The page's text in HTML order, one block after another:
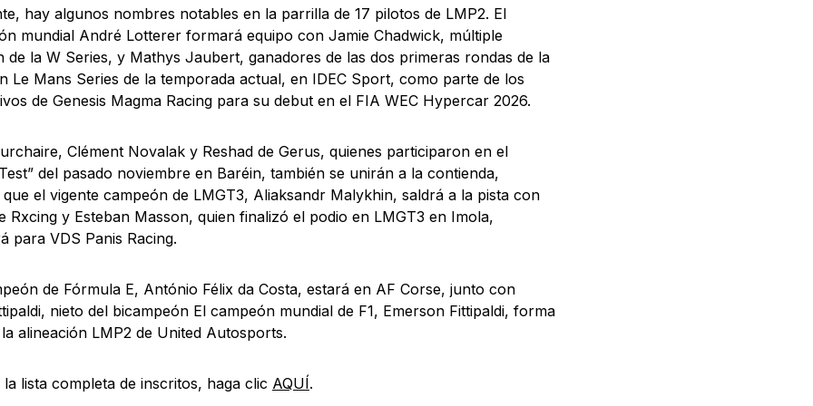
hay algunos nombres notables en la parrilla de 17 pilotos de LMP2. El
mundial André Lotterer formará equipo con Jamie Chadwick, múltiple
de la W Series, y Mathys Jaubert, ganadores de las dos primeras rondas de la
Le Mans Series de la temporada actual, en IDEC Sport, como parte de los
de Genesis Magma Racing para su debut en el FIA WEC Hypercar 2026.
Clément Novalak y Reshad de Gerus, quienes participaron en el
del pasado noviembre en Baréin, también se unirán a la contienda,
el vigente campeón de LMGT3, Aliaksandr Malykhin, saldrá a la pista con
Rxcing y Esteban Masson, quien finalizó el podio en LMGT3 en Imola,
para VDS Panis Racing.
de Fórmula E, António Félix da Costa, estará en AF Corse, junto con
nieto del bicampeón El campeón mundial de F1, Emerson Fittipaldi, forma
alineación LMP2 de United Autosports.
lista completa de inscritos, haga clic AQUÍ.